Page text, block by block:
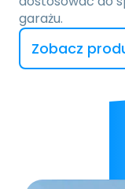
garażu.
Zobacz